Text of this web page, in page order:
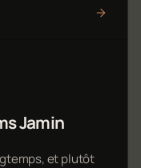
Jamin
et plutôt